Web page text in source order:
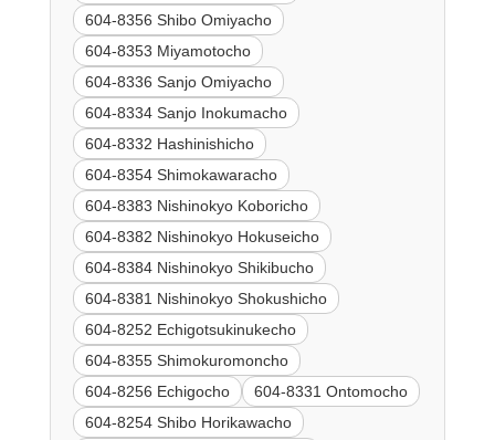
604-8356 Shibo Omiyacho
604-8353 Miyamotocho
604-8336 Sanjo Omiyacho
604-8334 Sanjo Inokumacho
604-8332 Hashinishicho
604-8354 Shimokawaracho
604-8383 Nishinokyo Koboricho
604-8382 Nishinokyo Hokuseicho
604-8384 Nishinokyo Shikibucho
604-8381 Nishinokyo Shokushicho
604-8252 Echigotsukinukecho
604-8355 Shimokuromoncho
604-8256 Echigocho
604-8331 Ontomocho
604-8254 Shibo Horikawacho